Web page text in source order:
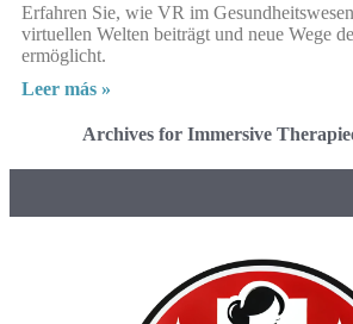
Erfahren Sie, wie VR im
virtuellen Welten beiträgt und neue Wege
ermöglicht.
Leer más »
Archives for Immersive